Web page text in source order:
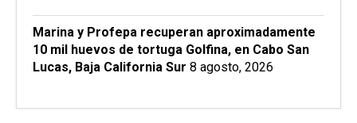
Marina y Profepa recuperan aproximadamente
10 mil huevos de tortuga Golfina, en Cabo San
Lucas, Baja California Sur 8 agosto, 2026